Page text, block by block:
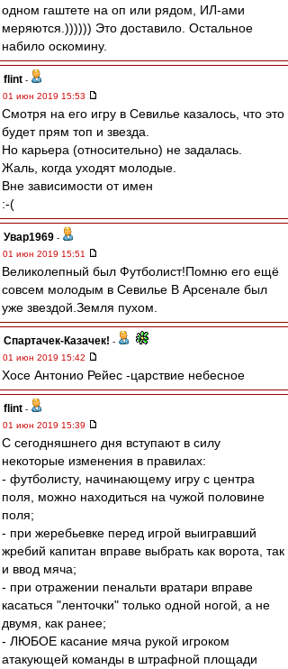
одном гаштете на оп или рядом, ИЛ-ами
меряются.)))))) Это доставило. Остальное
набило оскомину.
flint -
01 июн 2019 15:53
Смотря на его игру в Севилье казалось, что это
будет прям топ и звезда.
Но карьера (относительно) не задалась.
Жаль, когда уходят молодые.
Вне зависимости от имен
:-(
Увар1969 -
01 июн 2019 15:51
Великолепный был Футболист!Помню его ещё
совсем молодым в Севилье В Арсенале был
уже звездой.Земля пухом.
Спартачек-Казачек! -
01 июн 2019 15:42
Хосе Антонио Рейес -царствие небесное
flint -
01 июн 2019 15:39
С сегодняшнего дня вступают в силу
некоторые изменения в правилах:
- футболисту, начинающему игру с центра
поля, можно находиться на чужой половине
поля;
- при жеребьевке перед игрой выигравший
жребий капитан вправе выбрать как ворота, так
и ввод мяча;
- при отражении пенальти вратари вправе
касаться "ленточки" только одной ногой, а не
двумя, как ранее;
- ЛЮБОЕ касание мяча рукой игроком
атакующей команды в штрафной площади